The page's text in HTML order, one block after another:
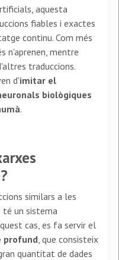
aquesta
fiables i exactes
continu. Com més
n'aprenen, mentre
traduccions.
d'imitar el
biològiques
.
similars a les
té un sistema
cas, es fa servir el
profund , que consisteix
quantitat de dades